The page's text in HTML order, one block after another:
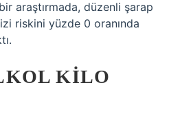
araştırmada, düzenli şarap
riskini yüzde 0 oranında
KILO